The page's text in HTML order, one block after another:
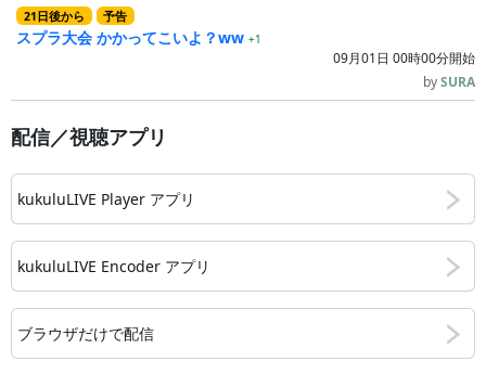
21日後から 予告
スプラ大会 かかってこいよ？ww +1
09月01日 00時00分開始
bySURA
配信／視聴アプリ
kukuluLIVE Player アプリ
kukuluLIVE Encoder アプリ
ブラウザだけで配信